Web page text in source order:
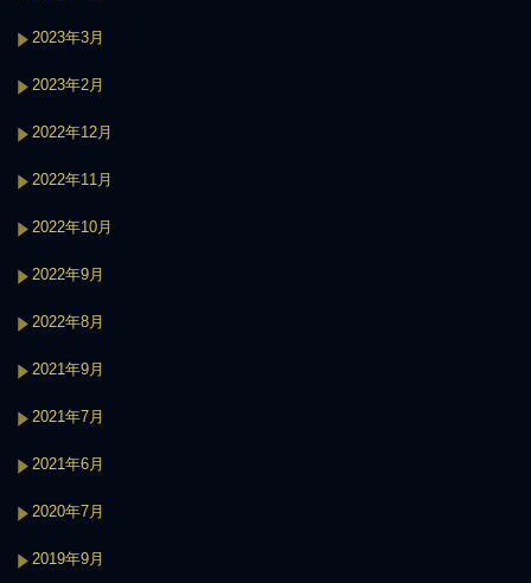
2023年3月
2023年2月
2022年12月
2022年11月
2022年10月
2022年9月
2022年8月
2021年9月
2021年7月
2021年6月
2020年7月
2019年9月